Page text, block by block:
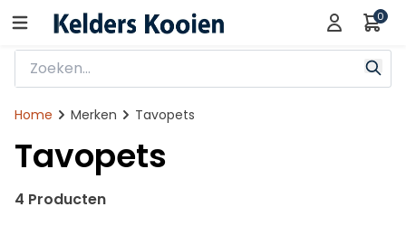
0
Home Merken Tavopets
Tavopets
4 Producten